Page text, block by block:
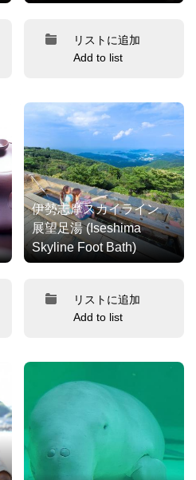
リストに追加
Add to list
伊勢志摩スカイライン
展望足湯 (Iseshima
Skyline Foot Bath)
リストに追加
Add to list